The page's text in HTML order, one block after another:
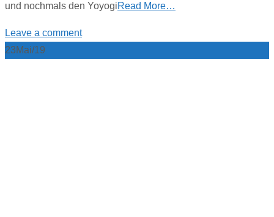
und nochmals den YoyogiRead More…
Leave a comment
23Mai/19